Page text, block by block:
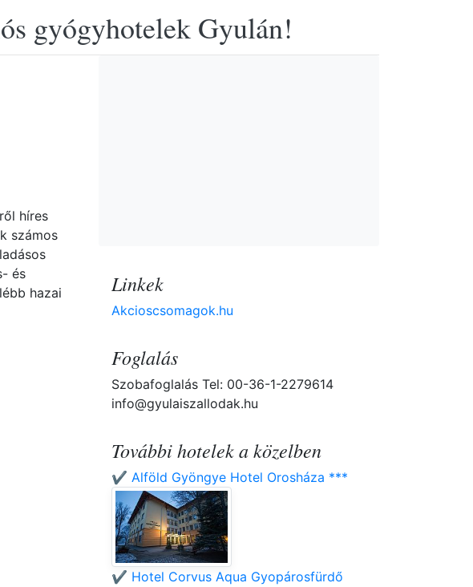
gyógyhotelek Gyulán!
híres
számos
és
hazai
Linkek
Akcioscsomagok.hu
Foglalás
Szobafoglalás Tel: 00-36-1-2279614
info@gyulaiszallodak.hu
További hotelek a közelben
✔️ Alföld Gyöngye Hotel Orosháza ***
✔️ Hotel Corvus Aqua Gyopárosfürdő